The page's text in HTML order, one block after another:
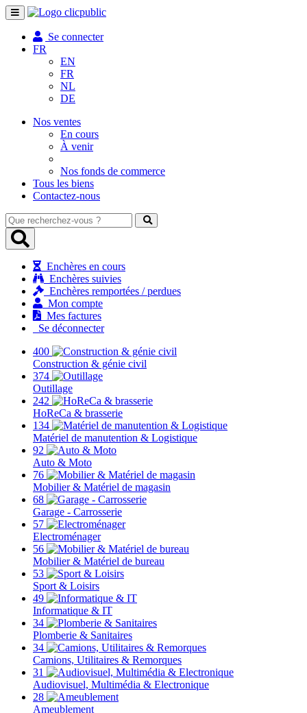
Toggle
navigation
Se connecter
FR
EN
FR
NL
DE
Nos ventes
En cours
À venir
Nos fonds de commerce
Tous les biens
Contactez-nous
Que
recherchez-
vous
Enchères en cours
Enchères suivies
Enchères remportées / perdues
Mon compte
Mes factures
Se déconnecter
400
Construction & génie civil
374
Outillage
242
HoReCa & brasserie
134
Matériel de manutention & Logistique
92
Auto & Moto
76
Mobilier & Matériel de magasin
68
Garage - Carrosserie
57
Electroménager
56
Mobilier & Matériel de bureau
53
Sport & Loisirs
49
Informatique & IT
34
Plomberie & Sanitaires
34
Camions, Utilitaires & Remorques
31
Audiovisuel, Multimédia & Electronique
28
Ameublement